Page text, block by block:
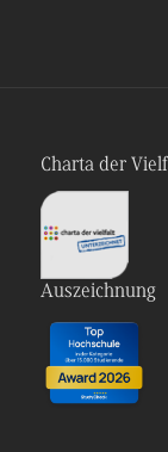
Charta der
Auszeichnung